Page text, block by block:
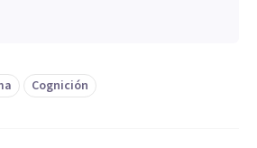
Cognición